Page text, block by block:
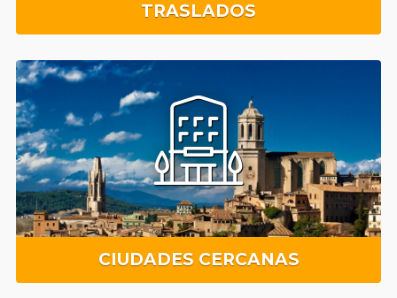
TRASLADOS
CIUDADES CERCANAS